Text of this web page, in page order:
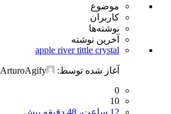
موضوع
کاربران
نوشته‌ها
آخرین نوشته
apple river tittle crystal
آغاز شده توسط:
ArturoAgify
0
10
12 ساعت، 48 دقیقه پیش